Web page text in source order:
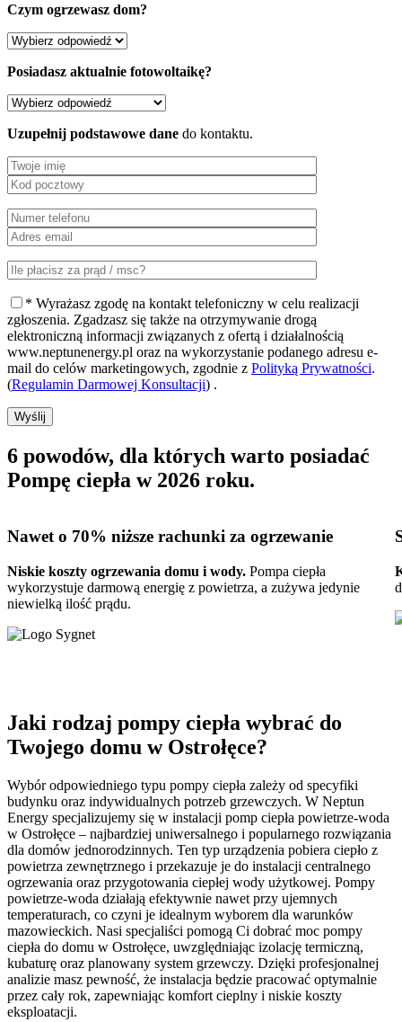
Czym ogrzewasz dom?
Posiadasz aktualnie fotowoltaikę?
Uzupełnij podstawowe dane do kontaktu.
* Wyrażasz zgodę na kontakt telefoniczny w celu realizacji
zgłoszenia. Zgadzasz się także na otrzymywanie drogą
elektroniczną informacji związanych z ofertą i działalnością
www.neptunenergy.pl oraz na wykorzystanie podanego adresu e-
mail do celów marketingowych, zgodnie z Polityką Prywatności.
(Regulamin Darmowej Konsultacji) .
Wyślij
6 powodów, dla których warto posiadać
Pompę ciepła w 2026 roku.
Nawet o 70% niższe rachunki za ogrzewanie
Niskie koszty ogrzewania domu i wody. Pompa ciepła
wykorzystuje darmową energię z powietrza, a zużywa jedynie
niewielką ilość prądu.
Jaki rodzaj pompy ciepła wybrać do
Twojego domu w Ostrołęce?
Wybór odpowiedniego typu pompy ciepła zależy od specyfiki
budynku oraz indywidualnych potrzeb grzewczych. W Neptun
Energy specjalizujemy się w instalacji pomp ciepła powietrze-woda
w Ostrołęce – najbardziej uniwersalnego i popularnego rozwiązania
dla domów jednorodzinnych. Ten typ urządzenia pobiera ciepło z
powietrza zewnętrznego i przekazuje je do instalacji centralnego
ogrzewania oraz przygotowania ciepłej wody użytkowej. Pompy
powietrze-woda działają efektywnie nawet przy ujemnych
temperaturach, co czyni je idealnym wyborem dla warunków
mazowieckich. Nasi specjaliści pomogą Ci dobrać moc pompy
ciepła do domu w Ostrołęce, uwzględniając izolację termiczną,
kubaturę oraz planowany system grzewczy. Dzięki profesjonalnej
analizie masz pewność, że instalacja będzie pracować optymalnie
przez cały rok, zapewniając komfort cieplny i niskie koszty
eksploatacji.